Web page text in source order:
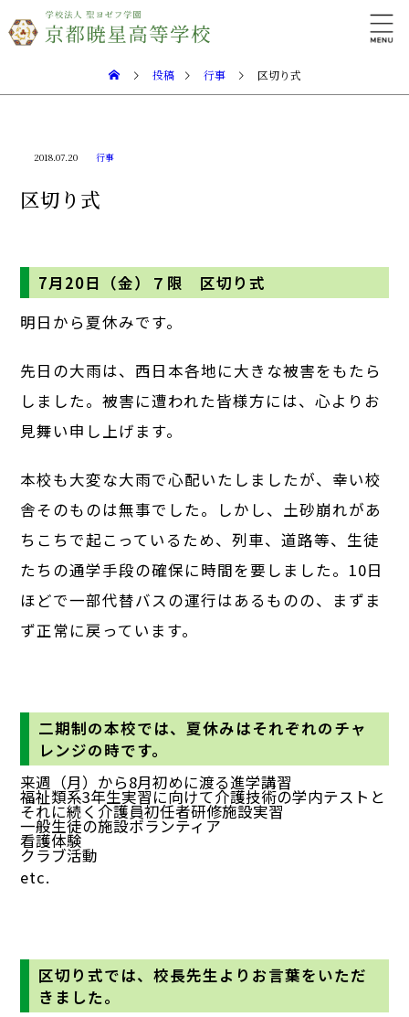
投稿 行事 区切り式
2018.07.20 行事
区切り式
7月20日（金）７限 区切り式
明日から夏休みです。
先日の大雨は、西日本各地に大きな被害をもたら
しました。被害に遭われた皆様方には、心よりお
見舞い申し上げます。
本校も大変な大雨で心配いたしましたが、幸い校
舎そのものは無事でした。しかし、土砂崩れがあ
ちこちで起こっているため、列車、道路等、生徒
たちの通学手段の確保に時間を要しました。10日
ほどで一部代替バスの運行はあるものの、まずま
ず正常に戻っています。
二期制の本校では、夏休みはそれぞれのチャ
レンジの時です。
来週（月）から8月初めに渡る進学講習
福祉類系3年生実習に向けて介護技術の学内テストと
それに続く介護員初任者研修施設実習
一般生徒の施設ボランティア
看護体験
クラブ活動
etc.
区切り式では、校長先生よりお言葉をいただ
きました。